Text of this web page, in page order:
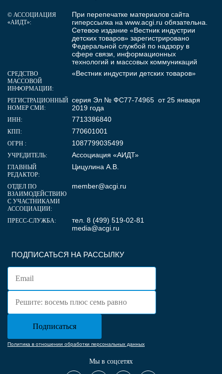
ПОДПИСАТЬСЯ НА РАССЫЛКУ
Политика в отношении обработки персональных данных
Мы в соцсетях
© АССОЦИАЦИЯ
«АИДТ»:
При перепечатке материалов сайта
гиперссылка на www.acgi.ru обязательна.
Сетевое издание «Вестник индустрии
детских товаров» зарегистрировано
Федеральной службой по надзору в
сфере связи, информационных
технологий и массовых коммуникаций
СРЕДСТВО
МАССОВОЙ
ИНФОРМАЦИИ:
«Вестник индустрии детских товаров»
РЕГИСТРАЦИОННЫЙ
НОМЕР СМИ:
серия Эл № ФС77-74965 от 25 января
2019 года
ИНН: 7713386840
КПП: 770601001
ОГРН : 1087799035499
УЧРЕДИТЕЛЬ: Ассоциация «АИДТ»
ГЛАВНЫЙ
РЕДАКТОР:
Цицулина А.В.
ОТДЕЛ ПО
ВЗАИМОДЕЙСТВИЮ
С УЧАСТНИКАМИ
АССОЦИАЦИИ:
member@acgi.ru
ПРЕСС-СЛУЖБА:
тел. 8 (499) 519-02-81
media@acgi.ru